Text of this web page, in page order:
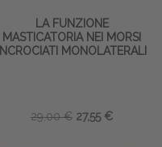
LA FUNZIONE
MASTICATORIA NEI MORSI
INCROCIATI MONOLATERALI
29,00 € 27,55 €